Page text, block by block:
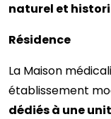
naturel et
Résidence
La Maison
établissement
dédiés à une